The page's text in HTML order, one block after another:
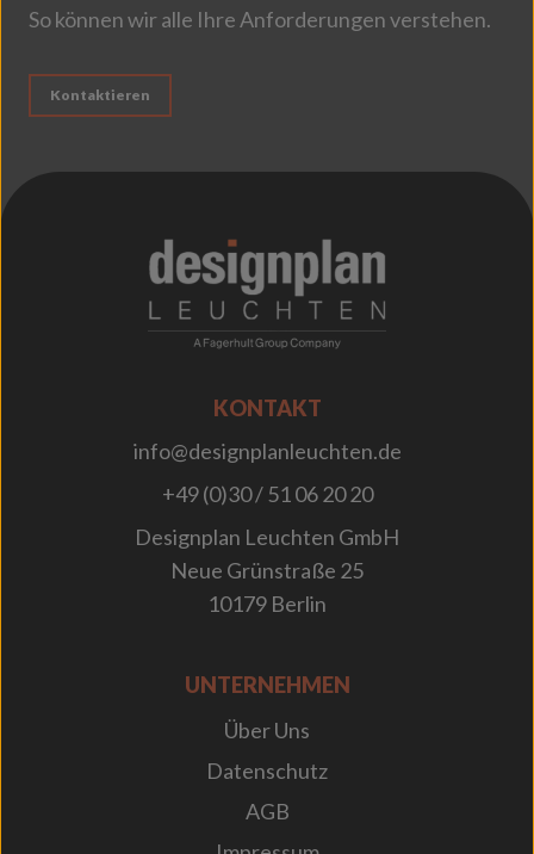
So können wir alle Ihre Anforderungen verstehen.
Kontaktieren
KONTAKT
info@designplanleuchten.de
+49 (0)30 / 51 06 20 20
Designplan Leuchten GmbH
Neue Grünstraße 25
10179 Berlin
UNTERNEHMEN
Über Uns
Datenschutz
AGB